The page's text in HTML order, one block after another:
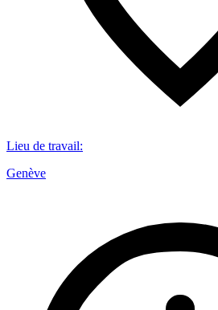
Lieu de travail:
Genève